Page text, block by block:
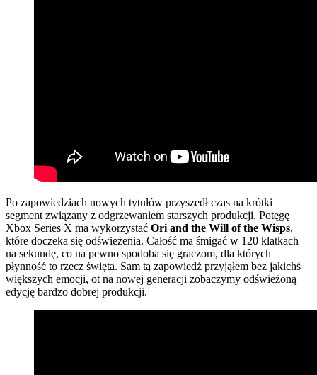
Po zapowiedziach nowych tytułów przyszedł czas na krótki
segment związany z odgrzewaniem starszych produkcji. Potęgę
Xbox Series X ma wykorzystać Ori and the Will of the Wisps,
które doczeka się odświeżenia. Całość ma śmigać w 120 klatkach
na sekundę, co na pewno spodoba się graczom, dla których
płynność to rzecz święta. Sam tą zapowiedź przyjąłem bez jakichś
większych emocji, ot na nowej generacji zobaczymy odświeżoną
edycję bardzo dobrej produkcji.